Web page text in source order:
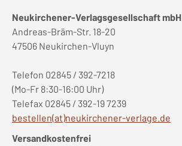
Neukirchener-Verlagsgesellschaft mbH
Andreas-Bräm-Str. 18-20
47506 Neukirchen-Vluyn
Telefon 02845 / 392-7218
(Mo-Fr 8:30-16:00 Uhr)
Telefax 02845 / 392-19 7239
bestellen(at)neukirchener-verlage.de
Versandkostenfrei